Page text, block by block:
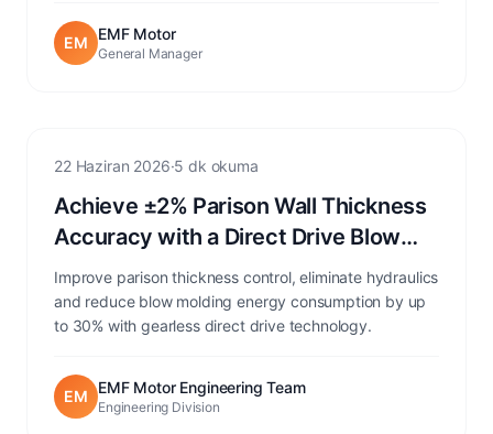
EM EMF Motor
General Manager
Extrusion
22 Haziran 2026·5 dk okuma
Achieve ±2% Parison Wall Thickness
Accuracy with a Direct Drive Blow
Molding Motor
Improve parison thickness control, eliminate hydraulics
and reduce blow molding energy consumption by up
to 30% with gearless direct drive technology.
EM EMF Motor Engineering Team
Engineering Division